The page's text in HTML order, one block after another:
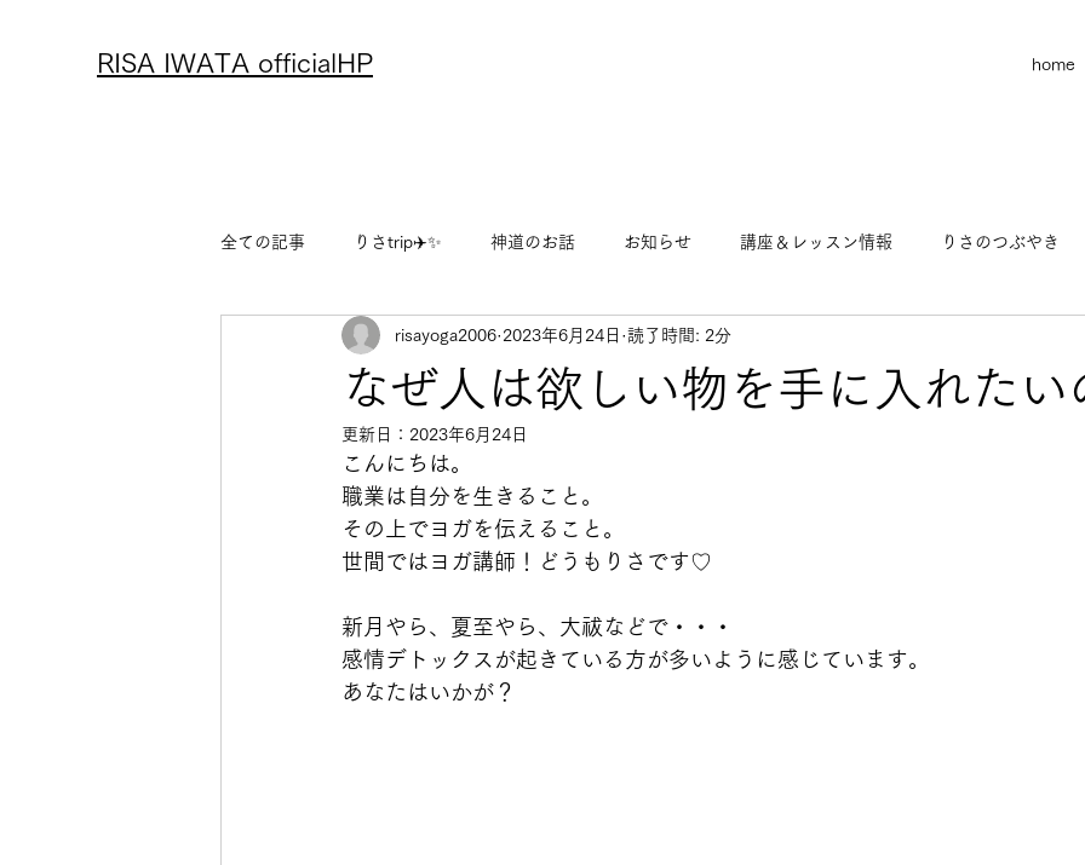
RISA IWATA officialHP home
全ての記事 りさtrip✈️✨ 神道のお話 お知らせ 講座＆レッスン情報 りさのつぶやき
アーユルヴェーダ レシピ お金のお話 りさのヨガ物語
りさのフリーランス物語 りさマインド
なぜ人は欲しい物を手に入れたい
risayoga2006 2023年6月24日 読了時間: 2分
更新日： 2023年6月24日
こんにちは。
職業は自分を生きること。
その上でヨガを伝えること。
世間ではヨガ講師！どうもりさです♡
新月やら、夏至やら、大祓などで・・・
感情デトックスが起きている方が多いように感じています。
あなたはいかが？